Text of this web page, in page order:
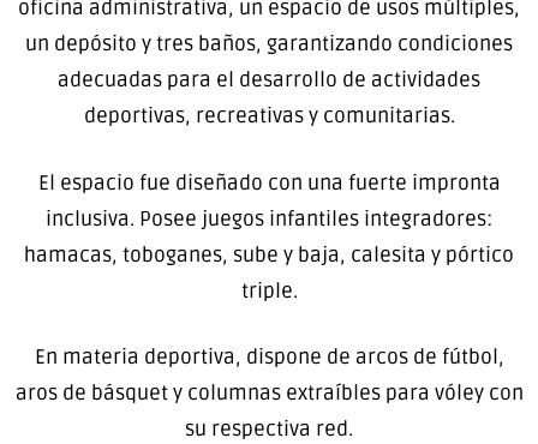
oficina administrativa, un espacio de usos múltiples,
un depósito y tres baños, garantizando condiciones
adecuadas para el desarrollo de actividades
deportivas, recreativas y comunitarias.
El espacio fue diseñado con una fuerte impronta
inclusiva. Posee juegos infantiles integradores:
hamacas, toboganes, sube y baja, calesita y pórtico
triple.
En materia deportiva, dispone de arcos de fútbol,
aros de básquet y columnas extraíbles para vóley con
su respectiva red.